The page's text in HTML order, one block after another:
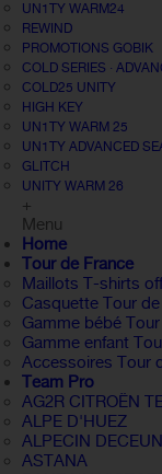
UN1TY WARM24
REWIND
PROMOTIONS GOBIK
COLD SERIES ·
COLD25 UNITY
HIGH KEY
UN1TY WARM 25
UN1TY ADVANCED
GLITCH
UNITY WARM 26
+
Menu
Home
Tour de France
Maillots T-shirts
Casquette Tour
Gamme bébé
Gamme enfant
Accessoires Tour
Team Pro
AG2R CITROËN
ALPE D'HUEZ
ALPECIN
ASTANA